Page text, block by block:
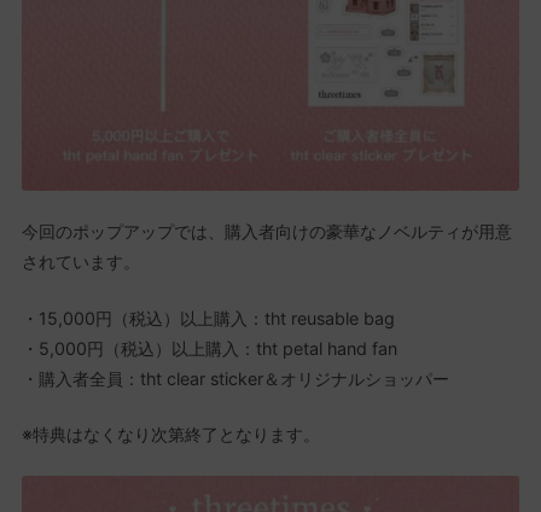
今回のポップアップでは、購入者向けの豪華なノベルティが用意
されています。
・15,000円（税込）以上購入：tht reusable bag
・5,000円（税込）以上購入：tht petal hand fan
・購入者全員：tht clear sticker＆オリジナルショッパー
※特典はなくなり次第終了となります。